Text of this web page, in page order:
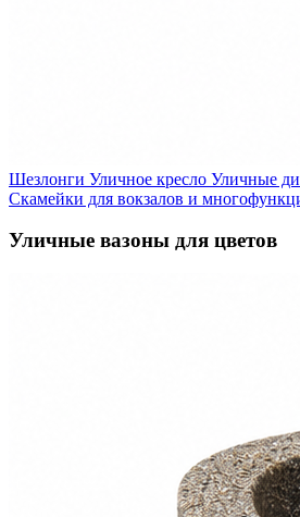
Шезлонги Уличное кресло Уличные
Скамейки для вокзалов и
Уличные вазоны для цветов